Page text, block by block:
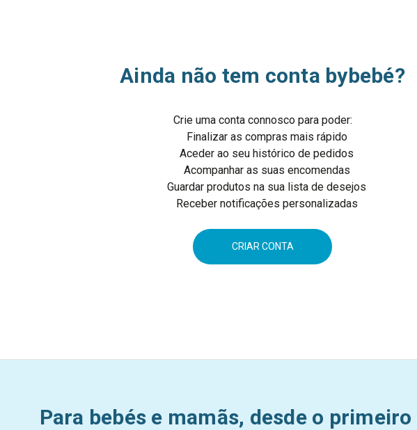
Ainda não tem conta bybebé?
Crie uma conta connosco para poder:
Finalizar as compras mais rápido
Aceder ao seu histórico de pedidos
Acompanhar as suas encomendas
Guardar produtos na sua lista de desejos
Receber notificações personalizadas
CRIAR CONTA
Para bebés e mamãs, desde o primeiro